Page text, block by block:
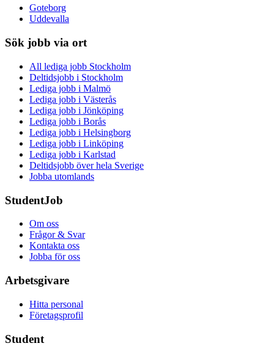
Goteborg
Uddevalla
Sök jobb via ort
All lediga jobb Stockholm
Deltidsjobb i Stockholm
Lediga jobb i Malmö
Lediga jobb i Västerås
Lediga jobb i Jönköping
Lediga jobb i Borås
Lediga jobb i Helsingborg
Lediga jobb i Linköping
Lediga jobb i Karlstad
Deltidsjobb över hela Sverige
Jobba utomlands
StudentJob
Om oss
Frågor & Svar
Kontakta oss
Jobba för oss
Arbetsgivare
Hitta personal
Företagsprofil
Student